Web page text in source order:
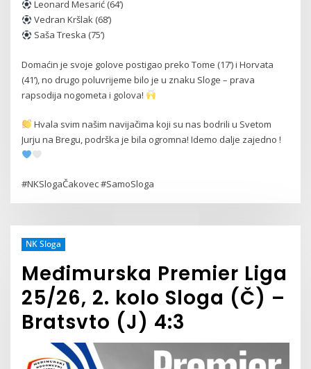
Leonard Mesarić (64’)
Vedran Kršlak (68’)
Saša Treska (75’)
Domaćin je svoje golove postigao preko Tome (17’) i Horvata
(41’), no drugo poluvrijeme bilo je u znaku Sloge – prava
rapsodija nogometa i golova!
Hvala svim našim navijačima koji su nas bodrili u Svetom
Jurju na Bregu, podrška je bila ogromna! Idemo dalje zajedno !
#NKSlogaČakovec #SamoSloga
NK Sloga
Međimurska Premier Liga
25/26, 2. kolo Sloga (Č) –
Bratsvto (J) 4:3